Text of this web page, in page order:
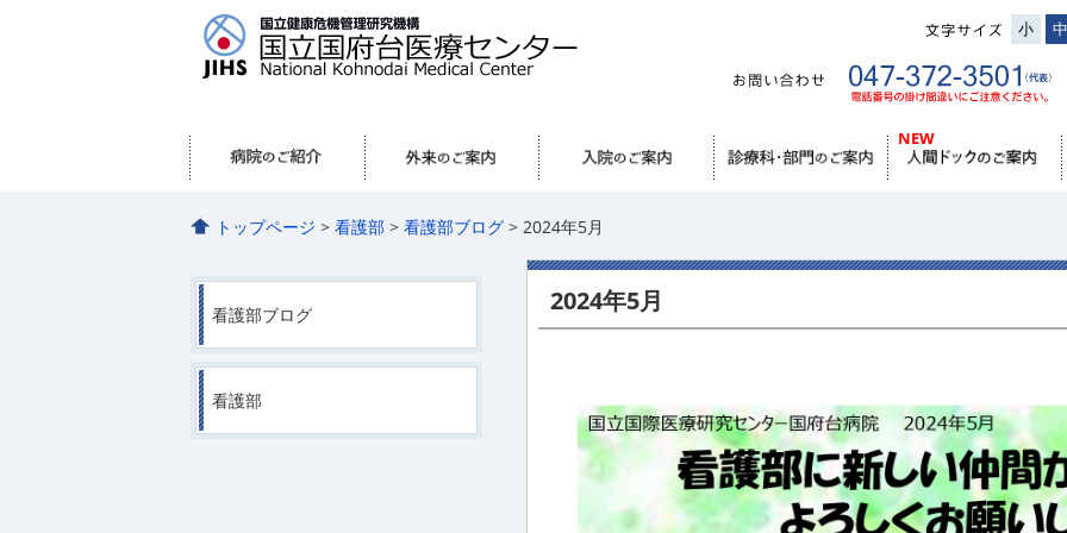
小 中
トップページ >看護部 >看護部ブログ > 2024年5月
2024年5月
看護部ブログ
看護部